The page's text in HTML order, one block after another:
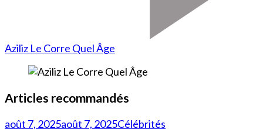
Aziliz Le Corre Quel Âge
Articles recommandés
août 7, 2025août 7, 2025Célébrités